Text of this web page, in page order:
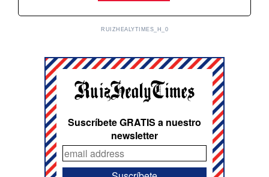
RUIZHEALYTIMES_H_0
Suscríbete GRATIS a nuestro
newsletter